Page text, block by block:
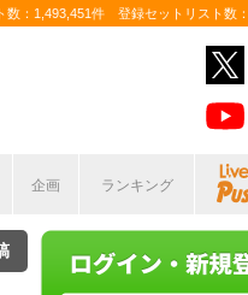
：1,493,451件 登録セットリスト数
企画 ランキング